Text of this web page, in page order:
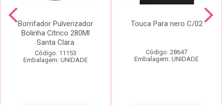
Borrifador Pulverizador
Bolinha Cítrico 280Ml
Santa Clara
Código: 11153
Embalagem: UNIDADE
Touca Para nero C/02
Código: 28647
Embalagem: UNIDADE